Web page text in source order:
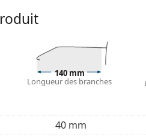
sont plus résistantes
dans leur étui d'origine.
delunettes de vue pour
Lisez le mode d'emploi
140 mm
Longueur des branches
40 mm